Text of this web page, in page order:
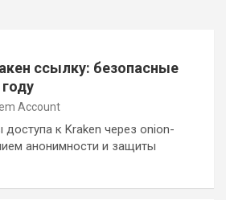
ссылку: безопасные
Account
к Kraken через onion-
анонимности и защиты